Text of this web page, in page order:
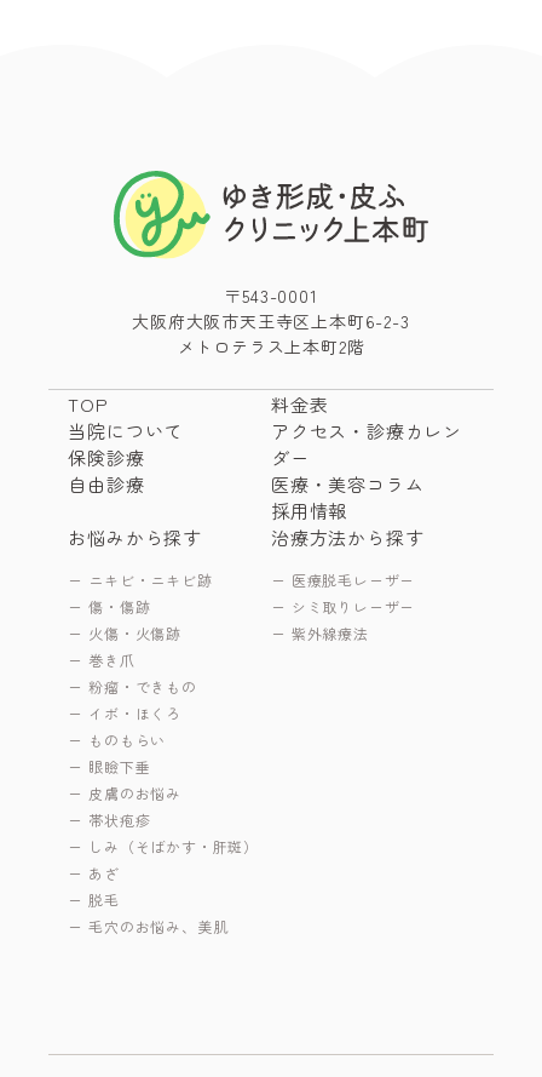
〒543-0001
大阪府大阪市天王寺区上本町6-2-3
メトロテラス上本町2階
TOP
当院について
保険診療
自由診療
料金表
アクセス・診療カレン
ダー
医療・美容コラム
採用情報
お悩みから探す
ニキビ・ニキビ跡
傷・傷跡
火傷・火傷跡
巻き爪
粉瘤・できもの
イボ・ほくろ
ものもらい
眼瞼下垂
皮膚のお悩み
帯状疱疹
しみ（そばかす・肝斑）
あざ
脱毛
毛穴のお悩み、美肌
治療方法から探す
医療脱毛レーザー
シミ取りレーザー
紫外線療法